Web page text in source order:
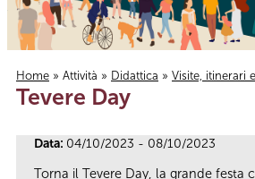
Tu sei qui
Home » Attività » Didattica » Visite, itinerari
Tevere Day
Data: 04/10/2023 - 08/10/2023
Torna il Tevere Day, la grande festa